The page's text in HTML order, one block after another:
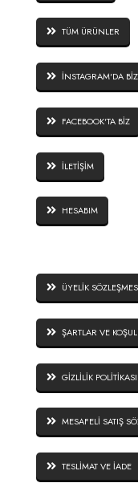
TÜM ÜRÜNLER
İNSTAGRAM'DA BİZ
FACEBOOK'TA BİZ
İLETİŞİM
HESABIM
ÜYELİK
ŞARTLAR VE
GİZLİLİK POLİTİKASI
MESAFELİ SATIŞ
TESLİMAT VE İADE